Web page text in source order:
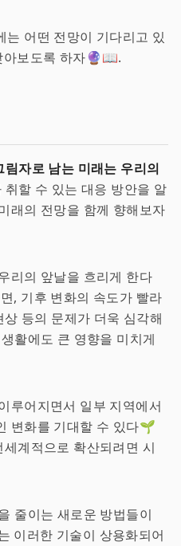
어떤 전망이 기다리고 있
아보도록 하자🔮📖.
자로 남는 미래는 우리의
취할 수 있는 대응 방안을 알
래의 전망을 함께 향해보자
리의 앞날을 흐리게 한다
기후 변화의 속도가 빨라
등의 문제가 더욱 심각해
활에도 큰 영향을 미치게
루어지면서 일부 지역에서
변화를 기대할 수 있다🌱
계적으로 확산되려면 시
줄이는 새로운 방법들이
이러한 기술이 상용화되어